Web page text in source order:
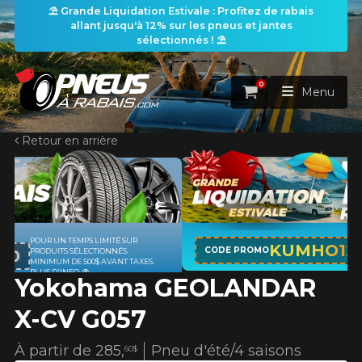
⛱️ Grande Liquidation Estivale : Profitez de rabais
allant jusqu'à 12% sur les pneus et jantes
sélectionnés ! ⛱️
ACCUEIL
PNEUS
RECHERCHE DE PNEUS VOIR TOUT
Rechercher par
Par dimensions Par véhicule
Recherche par dimensions
ROUES
RECHERCHE DE ROUES VOIR TOUT
ENSEMBLES
RECHERCHE D'ENSEMBLES
PROMOTIONS
Panier
0
Menu
Retour en arrière
Yokohama GEOLANDAR
X-CV G057
Pneu d'été/4 saisons
À partir de 285,60$
CODE PROMOKUMHO12
APPLICABLE SUR TOUT ACHAT DE 4
PNEUS DE MARQUE KUMHO* PLUS
D'INFO